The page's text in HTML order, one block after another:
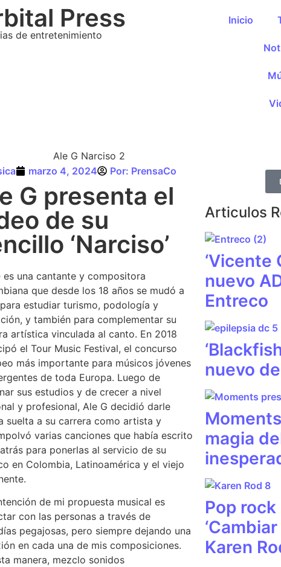
Press
de entretenimiento
Inicio
marzo 4, 2024 Por: PrensaCo
G presenta el
de su
‘Narciso’
es una cantante y compositora
que desde los 18 años se mudó a
estudiar turismo, podología y
y también para complementar su
artística vinculada al canto. En 2018
el Tour Music Festival, el concurso
más importante para músicos jóvenes
de toda Europa. Luego de
sus estudios y de crecer a nivel
y profesional, Ale G decidió darle
suelta a su carrera como artista y
varias canciones que había escrito
para ponerlas al servicio de su
en Colombia, Latinoamérica y el viejo
de mi propuesta musical es
con las personas a través de
pegajosas, pero siempre dejando una
en cada una de mis composiciones.
manera, mezclo sonidos
Articulos
‘Vicente
nuevo
Entreco
nuevo
magia
Pop
Karen